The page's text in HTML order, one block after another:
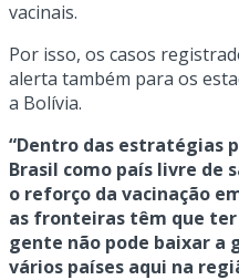
vacinais.
Por isso, os casos
alerta também para os
a Bolívia.
“Dentro das estratégias
Brasil como país livre de
o reforço da vacinação
as fronteiras têm que
gente não pode baixar a
vários países aqui na